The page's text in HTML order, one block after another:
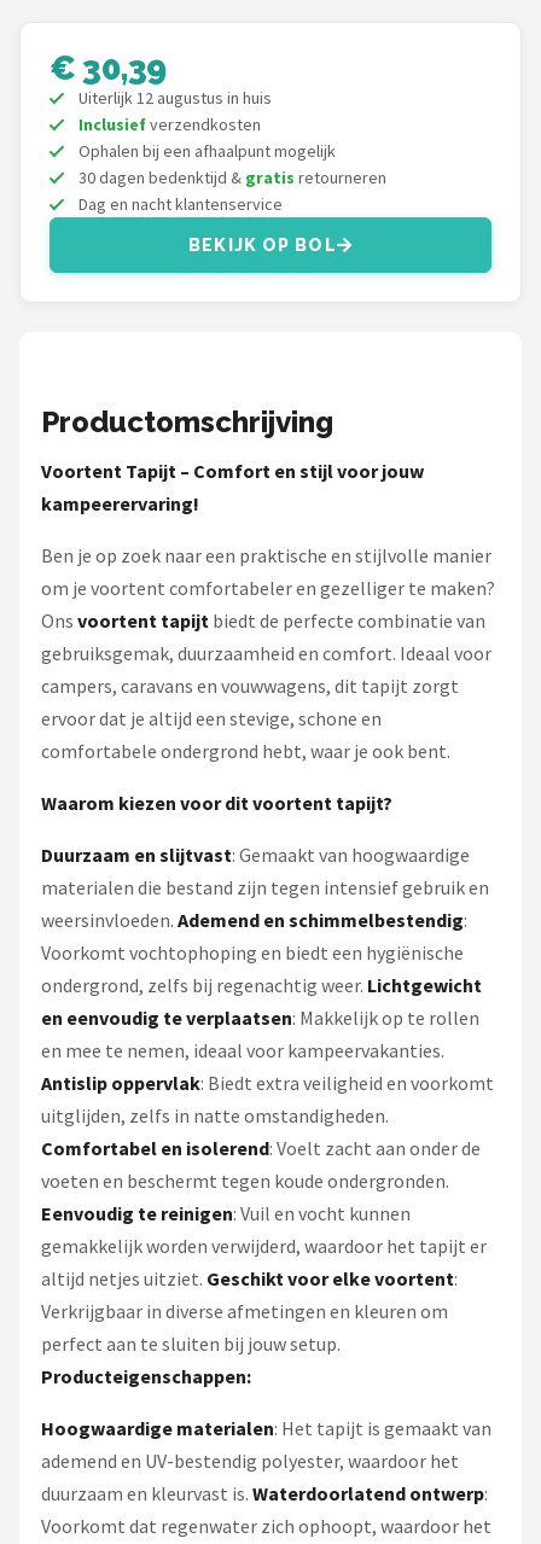
Bo-Camp
NOMAD
Gimeg
Campingaz
€ 30,39
Uiterlijk 12 augustus in huis
Inclusiefverzendkosten
Ophalen bij een afhaalpunt mogelijk
30 dagen bedenktijd & gratis retourneren
Dag en nacht klantenservice
BEKIJK OP BOL
Productomschrijving
Voortent Tapijt – Comfort en stijl voor jouw
kampeerervaring!
Ben je op zoek naar een praktische en stijlvolle manier
om je voortent comfortabeler en gezelliger te maken?
Ons voortent tapijt biedt de perfecte combinatie van
gebruiksgemak, duurzaamheid en comfort. Ideaal voor
campers, caravans en vouwwagens, dit tapijt zorgt
ervoor dat je altijd een stevige, schone en
comfortabele ondergrond hebt, waar je ook bent.
Waarom kiezen voor dit voortent tapijt?
Duurzaam en slijtvast: Gemaakt van hoogwaardige
materialen die bestand zijn tegen intensief gebruik en
weersinvloeden. Ademend en schimmelbestendig:
Voorkomt vochtophoping en biedt een hygiënische
ondergrond, zelfs bij regenachtig weer. Lichtgewicht
en eenvoudig te verplaatsen: Makkelijk op te rollen
en mee te nemen, ideaal voor kampeervakanties.
Antislip oppervlak: Biedt extra veiligheid en voorkomt
uitglijden, zelfs in natte omstandigheden.
Comfortabel en isolerend: Voelt zacht aan onder de
voeten en beschermt tegen koude ondergronden.
Eenvoudig te reinigen: Vuil en vocht kunnen
gemakkelijk worden verwijderd, waardoor het tapijt er
altijd netjes uitziet. Geschikt voor elke voortent:
Verkrijgbaar in diverse afmetingen en kleuren om
perfect aan te sluiten bij jouw setup.
Producteigenschappen:
Hoogwaardige materialen: Het tapijt is gemaakt van
ademend en UV-bestendig polyester, waardoor het
duurzaam en kleurvast is. Waterdoorlatend ontwerp:
Voorkomt dat regenwater zich ophoopt, waardoor het